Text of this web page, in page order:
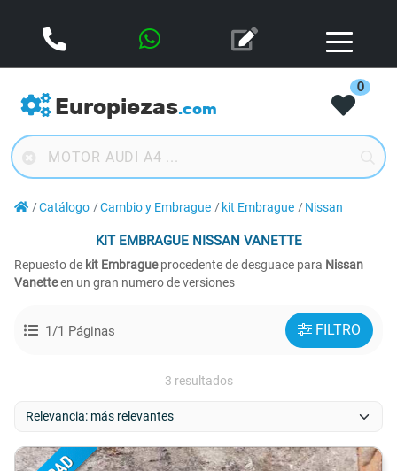
Europiezas.com
0
Catálogo Cambio y Embrague kit Embrague Nissan
KIT EMBRAGUENISSAN VANETTE
Repuesto de kit Embragueprocedente de desguace para Nissan
Vanetteen un gran numero de versiones
1/1 Páginas FILTRO
3 resultados